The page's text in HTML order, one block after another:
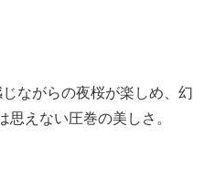
ながらの夜桜が楽しめ、幻
えない圧巻の美しさ。